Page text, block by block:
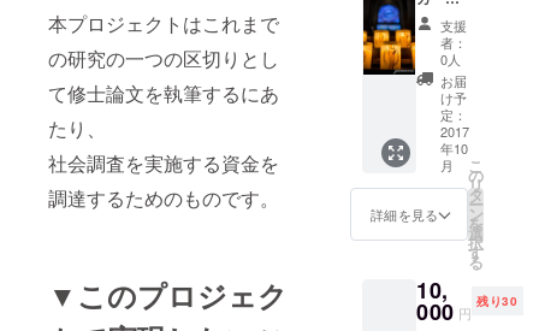
本プロジェクトはこれまで
の研究の一つの区切りとし
て修士論文を執筆するにあ
たり、
社会調査を実施する資金を
調達するためのものです。
▼このプロジェク
の演劇的手
法の導入方
法を学び、
現在一橋大
会学研究科
慶應義塾大
（山崎
が撮影
した写
真を用
いたポ
スト
カード
です）
・調査
報告会
出席権
支援
者：
0人
お届
け予
定：
2017
年10
月
詳細を見る
こ
の
リ
タ
ー
ン
を
選
択
す
る
10,
000 円
残り30